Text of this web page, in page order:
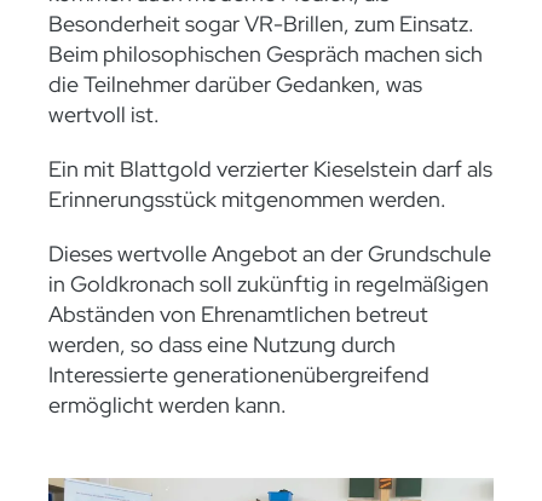
Besonderheit sogar VR-Brillen, zum Einsatz.
Beim philosophischen Gespräch machen sich
die Teilnehmer darüber Gedanken, was
wertvoll ist.
Ein mit Blattgold verzierter Kieselstein darf als
Erinnerungsstück mitgenommen werden.
Dieses wertvolle Angebot an der Grundschule
in Goldkronach soll zukünftig in regelmäßigen
Abständen von Ehrenamtlichen betreut
werden, so dass eine Nutzung durch
Interessierte generationenübergreifend
ermöglicht werden kann.